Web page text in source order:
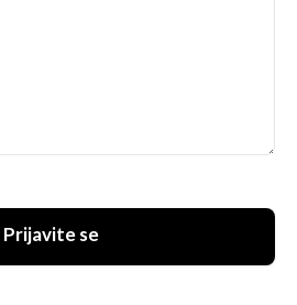
Prijavite se